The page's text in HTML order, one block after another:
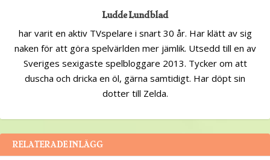
Ludde Lundblad
har varit en aktiv TVspelare i snart 30 år. Har klätt av sig
naken för att göra spelvärlden mer jämlik. Utsedd till en av
Sveriges sexigaste spelbloggare 2013. Tycker om att
duscha och dricka en öl, gärna samtidigt. Har döpt sin
dotter till Zelda.
RELATERADE INLÄGG